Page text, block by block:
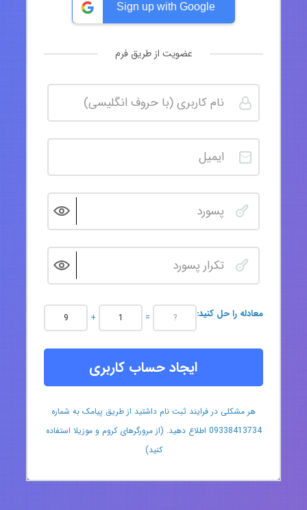
Sign up with Google
عضویت از طریق فرم
:معادله را حل کنید + =
ایجاد حساب کاربری
هر مشکلی در فرایند ثبت نام داشتید از طریق پیامک به شماره
09338413734 اطلاع دهید. (از مرورگرهای کروم و موزیلا استفاده
کنید)